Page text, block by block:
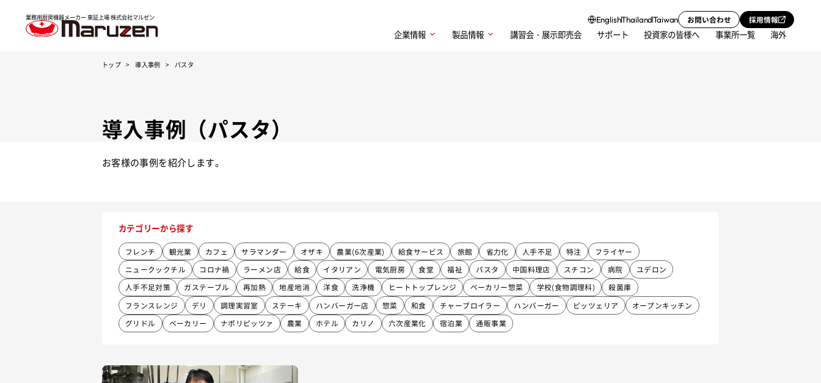
業務用厨房機器メーカー 東証上場株式会社マルゼン
企業情報 製品情報 講習会・展示即売会 サポート 投資家の皆様へ 事業所一覧 海外
EnglishThailandTaiwan お問い合わせ 採用情報
トップ 導入事例 パスタ
導入事例（パスタ）
お客様の事例を紹介します。
カテゴリーから探す
フレンチ 観光業 カフェ サラマンダー オザキ 農業(6次産業) 給食サービス 旅館 省力化 人手不足 特注
フライヤー
ニュークックチル
コロナ禍 ラーメン店 給食 イタリアン 電気厨房 食堂 福祉 パスタ 中国料理店 スチコン 病院
ユデロン
人手不足対策
ガステーブル 再加熱 地産地消 洋食 洗浄機 ヒートトップレンジ ベーカリー惣菜 学校(食物調理科)
殺菌庫
フランスレンジ
デリ 調理実習室 ステーキ ハンバーガー店 惣菜 和食 チャーブロイラー ハンバーガー ピッツェリア
オープンキッチン
グリドル
ベーカリー ナポリピッツァ 農業 ホテル カリノ 六次産業化 宿泊業 通販事業